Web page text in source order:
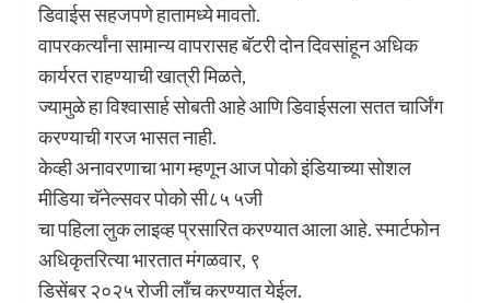
डिवाईस सहजपणे हातामध्‍ये मावतो.
वापरकर्त्‍यांना सामान्‍य वापरासह बॅटरी दोन दिवसांहून अधिक
कार्यरत राहण्‍याची खात्री मिळते,
ज्‍यामुळे हा विश्वासार्ह सोबती आहे आणि डिवाईसला सतत चार्जिंग
करण्‍याची गरज भासत नाही.
केव्‍ही अनावरणाचा भाग म्‍हणून आज पोको इंडियाच्‍या सोशल
मीडिया चॅनेल्‍सवर पोको सी८५ ५जी
चा पहिला लुक लाइव्‍ह प्रसारित करण्‍यात आला आहे. स्‍मार्टफोन
अधिकृतरित्‍या भारतात मंगळवार, ९
डिसेंबर २०२५ रोजी लाँच करण्‍यात येईल.